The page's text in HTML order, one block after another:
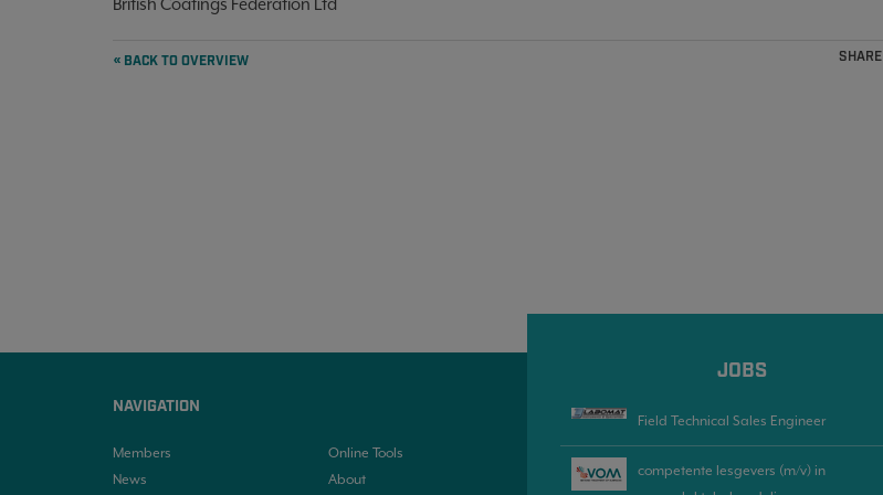
British Coatings Federation Ltd
« BACK TO OVERVIEW SHARE
NAVIGATION
Members
News
Online Tools
About
JOBS
Field Technical Sales Engineer
competente lesgevers (m/v) in